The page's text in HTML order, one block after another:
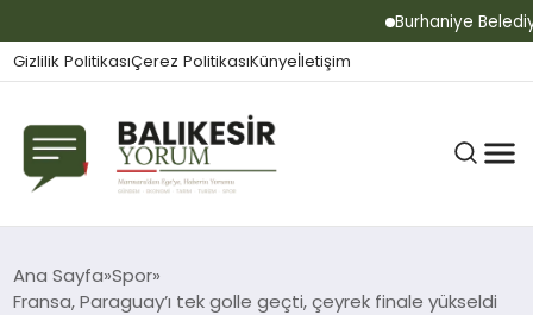
Burhaniye
Gizlilik PolitikasıÇerez PolitikasıKünyeİletişim
BALIKESIR
Ana Sayfa Spor
Fransa, Paraguay’ı tek golle geçti, çeyrek finale yükseldi